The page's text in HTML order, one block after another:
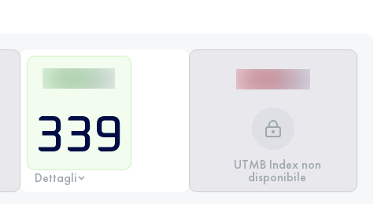
339
Dettagli
UTMB Index non
disponibile